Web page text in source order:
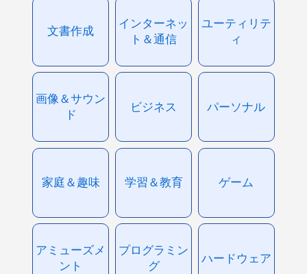
文書作成
インターネッ
ト＆通信
ユーティリテ
ィ
画像＆サウン
ド
ビジネス パーソナル
家庭＆趣味 学習＆教育 ゲーム
アミューズメ
ント
プログラミン
グ
ハードウェア